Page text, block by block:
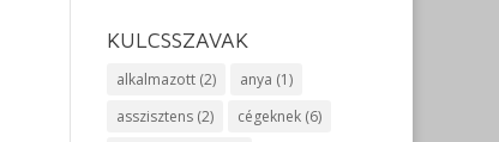
KULCSSZAVAK
alkalmazott(2) anya (1)
asszisztens(2) cégeknek(6)